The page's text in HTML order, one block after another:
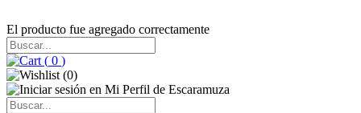
El producto fue agregado correctamente
( 0 )
(0)